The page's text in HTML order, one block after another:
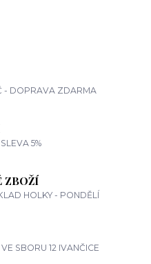
- DOPRAVA ZDARMA
5%
ZBOŽÍ
HOLKY - PONDĚLÍ
SBORU 12 IVANČICE